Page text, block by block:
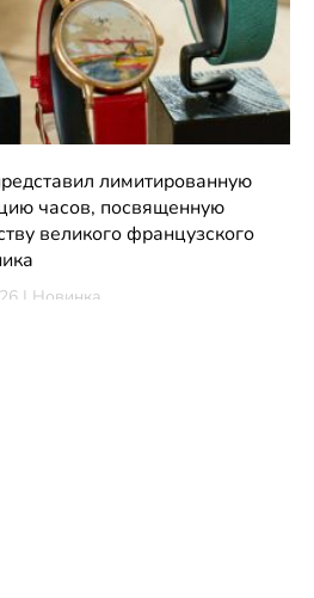
лимитированную
часов, посвященную
великого французского
| Новинка